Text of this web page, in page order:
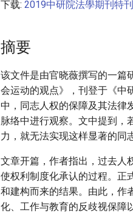
下载: 2019中研院法學期刊特
摘要
该文件是由官晓薇撰写的一篇
会运动的观点》，刊登于《中
中，同志人权的保障及其法律
脉络中进行观察。文中提到，
力，就无法实现这样显著的同
文章开篇，作者指出，过去人
使权利制度化承认的过程。正
和建构而来的结果。由此，作
化、工作与教育的反歧视保障